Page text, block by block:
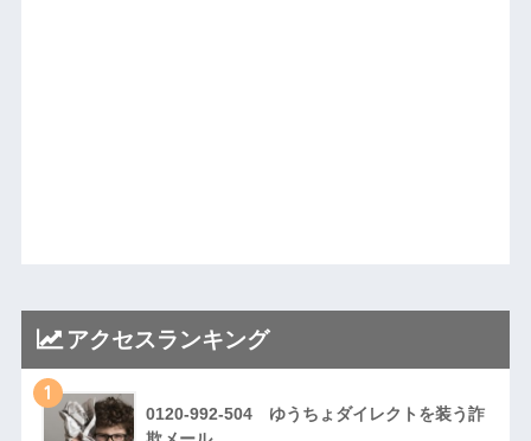
アクセスランキング
1
0120-992-504 ゆうちょダイレクトを装う詐